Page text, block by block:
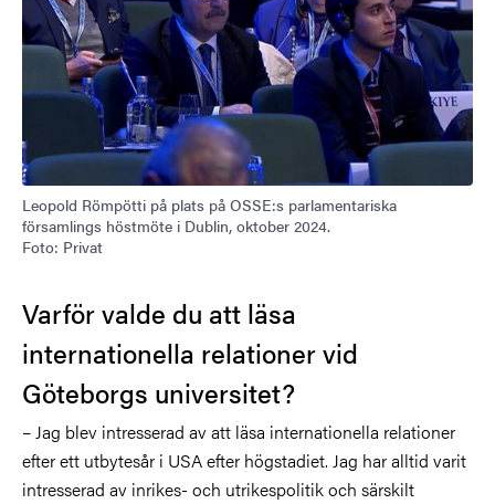
Leopold Römpötti på plats på OSSE:s parlamentariska
församlings höstmöte i Dublin, oktober 2024.
Foto: Privat
Varför valde du att läsa
internationella relationer vid
Göteborgs universitet?
– Jag blev intresserad av att läsa internationella relationer
efter ett utbytesår i USA efter högstadiet. Jag har alltid varit
intresserad av inrikes- och utrikespolitik och särskilt